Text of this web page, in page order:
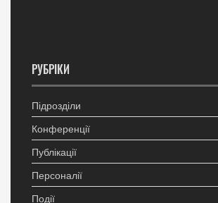
РУБРІКИ
Підрозділи
Конференції
Публікації
Персоналії
Події